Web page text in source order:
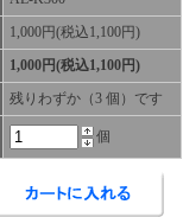
1,000円(税込1,100円)
1,000円(税込1,100円)
残りわずか（3 個）です
個